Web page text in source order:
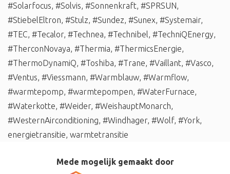
#Solarfocus, #Solvis, #Sonnenkraft, #SPRSUN,
#StiebelEltron, #Stulz, #Sundez, #Sunex, #Systemair,
#TEC, #Tecalor, #Technea, #Technibel, #TechniQEnergy,
#TherconNovaya, #Thermia, #ThermicsEnergie,
#ThermoDynamiQ, #Toshiba, #Trane, #Vaillant, #Vasco,
#Ventus, #Viessmann, #Warmblauw, #Warmflow,
#warmtepomp, #warmtepompen, #WaterFurnace,
#Waterkotte, #Weider, #WeishauptMonarch,
#WesternAirconditioning, #Windhager, #Wolf, #York,
energietransitie, warmtetransitie
Mede mogelijk gemaakt door